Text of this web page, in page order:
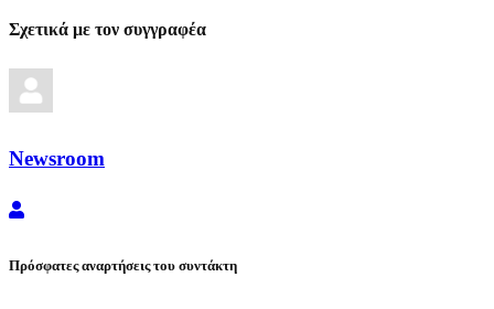
Σχετικά με τον συγγραφέα
Newsroom
Newsroom
Πρόσφατες αναρτήσεις του συντάκτη